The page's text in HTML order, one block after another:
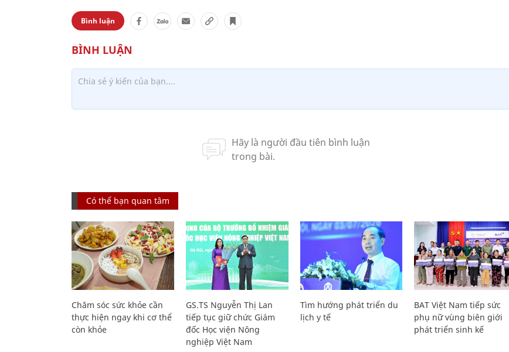
Bình luận
Có thể bạn quan tâm
Chăm sóc sức khỏe cần
thực hiện ngay khi cơ thể
còn khỏe
GS.TS Nguyễn Thị Lan
tiếp tục giữ chức Giám
đốc Học viện Nông
nghiệp Việt Nam
Tìm hướng phát triển du
lịch y tế
BAT Việt Nam tiếp sức
phụ nữ vùng biên giới
phát triển sinh kế